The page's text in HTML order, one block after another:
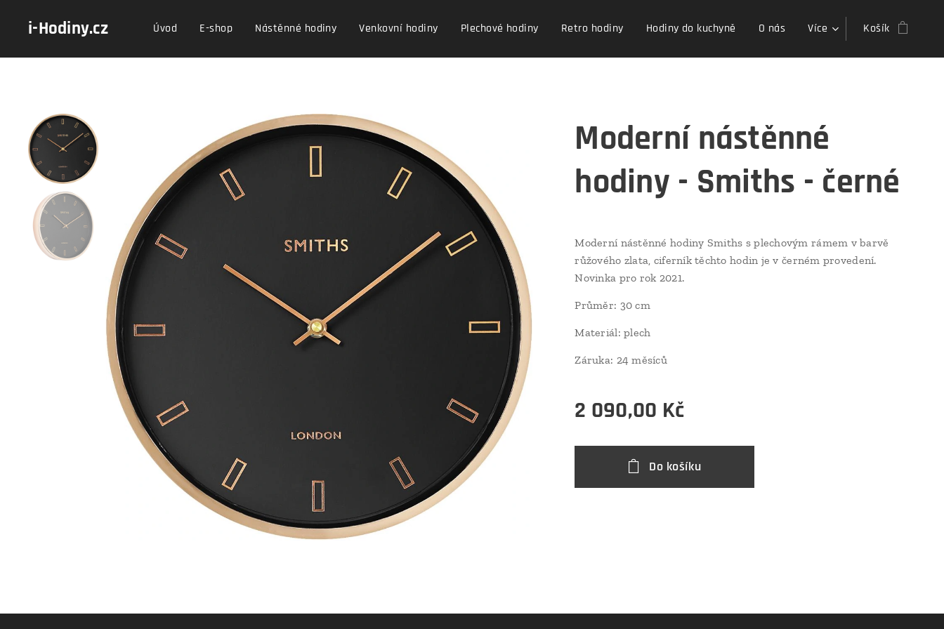
i-Hodiny.cz Úvod E-shop Nástěnné hodiny Venkovní hodiny Plechové hodiny Retro hodiny Hodiny do kuchyně O nás Více Košík
Moderní nástěnné
hodiny - Smiths - černé
Moderní nástěnné hodiny Smiths s plechovým rámem v barvě
růžového zlata, ciferník těchto hodin je v černém provedení.
Novinka pro rok 2021.
Průměr: 30 cm
Materiál: plech
Záruka: 24 měsíců
2 090,00 Kč
Do košíku